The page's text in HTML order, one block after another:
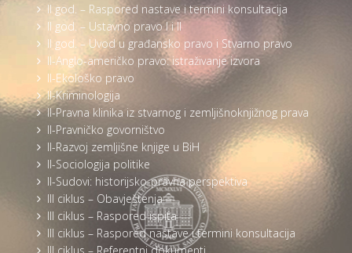
II god. – Raspored nastave i termini konsultacija
II god. – Ustavno pravo I i II
II god. – Uvod u građansko pravo i Stvarno pravo
II-Anglo-američko pravo: istraživanje izvora
II-Ekološko pravo
II-Kriminologija
II-Pravna klinika iz stvarnog i zemljišnoknjižnog prava
II-Pravničko govorništvo
II-Razvoj zemljišne knjige u BiH
II-Sociologija politike
II-Sudovi: historijsko-pravna perspektiva
III ciklus – Obavještenja
III ciklus – Raspored ispita
III ciklus – Raspored nastave i termini konsultacija
III ciklus – Referentni dokumenti